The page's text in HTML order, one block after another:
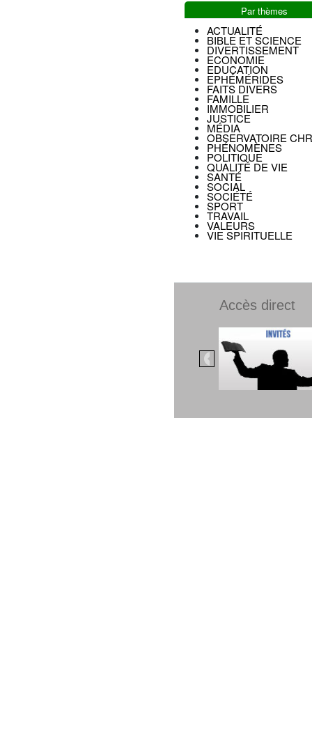
Par thèmes
ACTUALITÉ
BIBLE ET SCIENCE
DIVERTISSEMENT
ECONOMIE
EDUCATION
EPHÉMÉRIDES
FAITS DIVERS
FAMILLE
IMMOBILIER
JUSTICE
MÉDIA
OBSERVATOIRE
PHÉNOMÈNES
POLITIQUE
QUALITÉ DE VIE
SANTÉ
SOCIAL
SOCIÉTÉ
SPORT
TRAVAIL
VALEURS
VIE SPIRITUELLE
Accès direct